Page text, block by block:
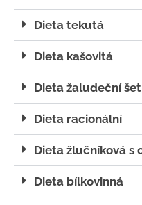
Dieta tekutá
Dieta kašovitá
Dieta žaludeční
Dieta racionální
Dieta žlučníková s
Dieta bílkovinná